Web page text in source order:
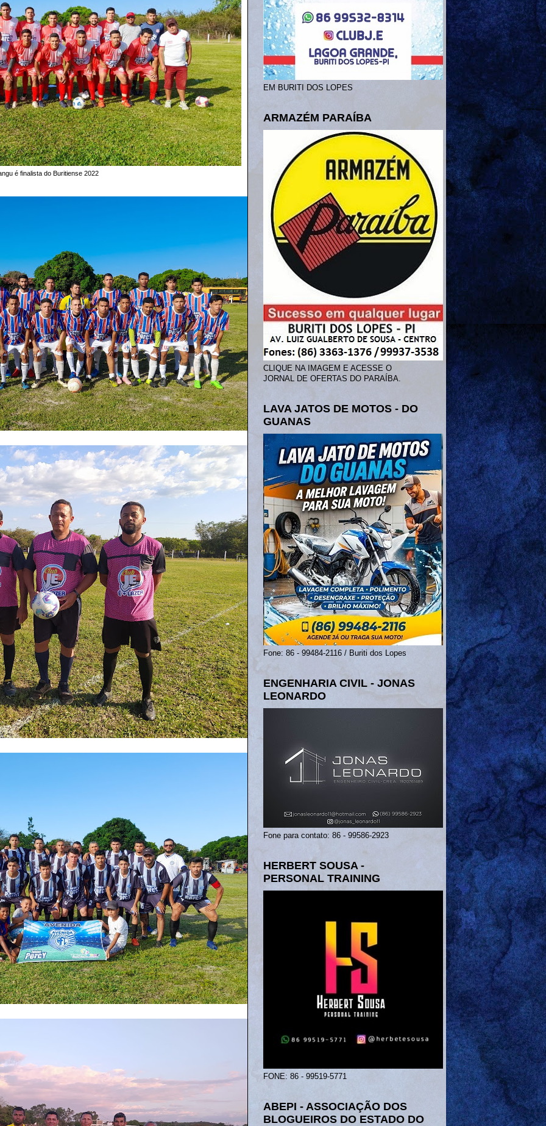
é finalista do Buritiense 2022
EM BURITI DOS LOPES
ARMAZÉM PARAÍBA
CLIQUE NA IMAGEM E ACESSE O
JORNAL DE OFERTAS DO PARAÍBA.
LAVA JATOS DE MOTOS - DO
GUANAS
Fone: 86 - 99484-2116 / Buriti dos Lopes
ENGENHARIA CIVIL - JONAS
LEONARDO
Fone para contato: 86 - 99586-2923
HERBERT SOUSA -
PERSONAL TRAINING
FONE: 86 - 99519-5771
ABEPI - ASSOCIAÇÃO DOS
BLOGUEIROS DO ESTADO DO